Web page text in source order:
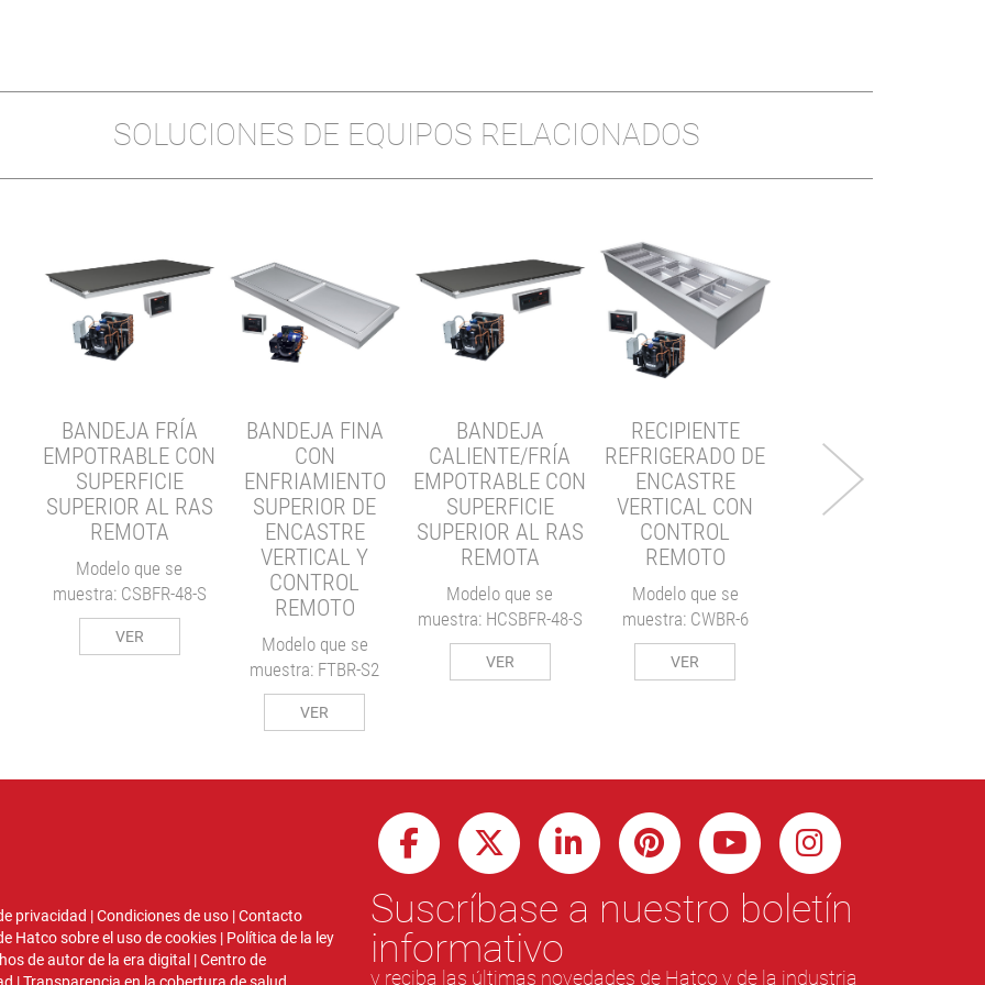
SOLUCIONES DE EQUIPOS RELACIONADOS
BANDEJA FRÍA
EMPOTRABLE CON
SUPERFICIE
SUPERIOR AL RAS
REMOTA
Modelo que se
muestra: CSBFR-48-S
VER
BANDEJA FINA
CON
ENFRIAMIENTO
SUPERIOR DE
ENCASTRE
VERTICAL Y
CONTROL
REMOTO
Modelo que se
muestra: FTBR-S2
VER
BANDEJA
CALIENTE/FRÍA
EMPOTRABLE CON
SUPERFICIE
SUPERIOR AL RAS
REMOTA
Modelo que se
muestra: HCSBFR-48-S
VER
RECIPIENTE
REFRIGERADO DE
ENCASTRE
VERTICAL CON
CONTROL
REMOTO
Modelo que se
muestra: CWBR-6
VER
EMPOTRABLE CON
SUPERFICIE
SUPERIOR AL RAS
privacidad |Condiciones de uso|Contacto
Hatco sobre el uso de cookies| Política de la ley
de autor de la era digital |Centro de
Suscríbase a nuestro boletín
informativo
y reciba las últimas novedades de Hatco y de la industria